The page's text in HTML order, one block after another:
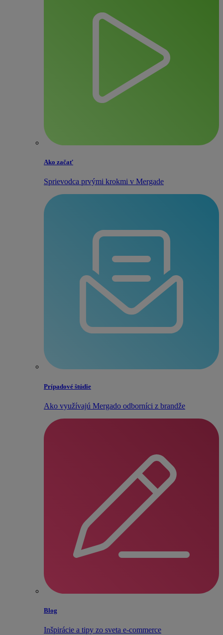
Ako začať
Sprievodca prvými krokmi v Mergade
Prípadové štúdie
Ako využívajú Mergado odborníci z brandže
Blog
Inšpirácie a tipy zo sveta e‑commerce